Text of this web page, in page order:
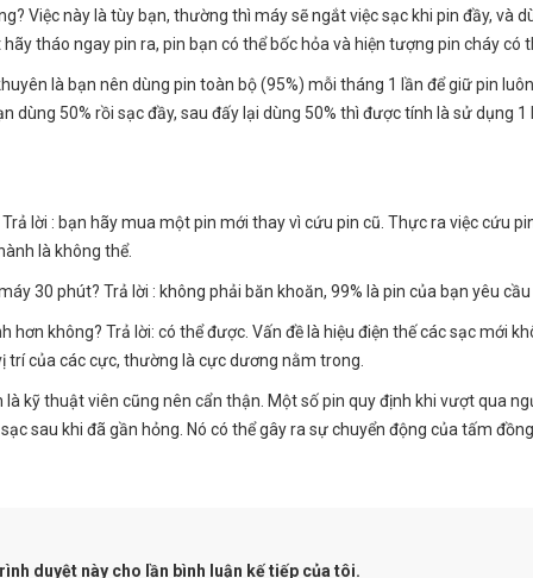
Việc này là tùy bạn, thường thì máy sẽ ngắt việc sạc khi pin đầy, và
tháo ngay pin ra, pin bạn có thể bốc hỏa và hiện tượng pin cháy có
là bạn nên dùng pin toàn bộ (95%) mỗi tháng 1 lần để giữ pin
dùng 50% rồi sạc đầy, sau đấy lại dùng 50% thì được tính là sử dụng
lời : bạn hãy mua một pin mới thay vì cứu pin cũ. Thực ra việc cứu
là không thể.
30 phút? Trả lời : không phải băn khoăn, 99% là pin của bạn yêu
không? Trả lời: có thể được. Vấn đề là hiệu điện thế các sạc mới
trí của các cực, thường là cực dương nằm trong.
kỹ thuật viên cũng nên cẩn thận. Một số pin quy định khi vượt qua
sau khi đã gần hỏng. Nó có thể gây ra sự chuyển động của tấm
duyệt này cho lần bình luận kế tiếp của tôi.